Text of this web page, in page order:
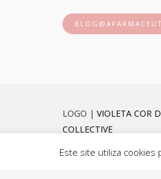
LOGO | VIOLETA COR
COLLECTIVE
Este site utiliza